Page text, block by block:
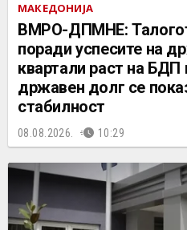
МАКЕДОНИЈА
ВМРО-ДПМНЕ:
поради успесите на
квартали раст на БДП
државен долг се
стабилност
08.08.2026. 10:29